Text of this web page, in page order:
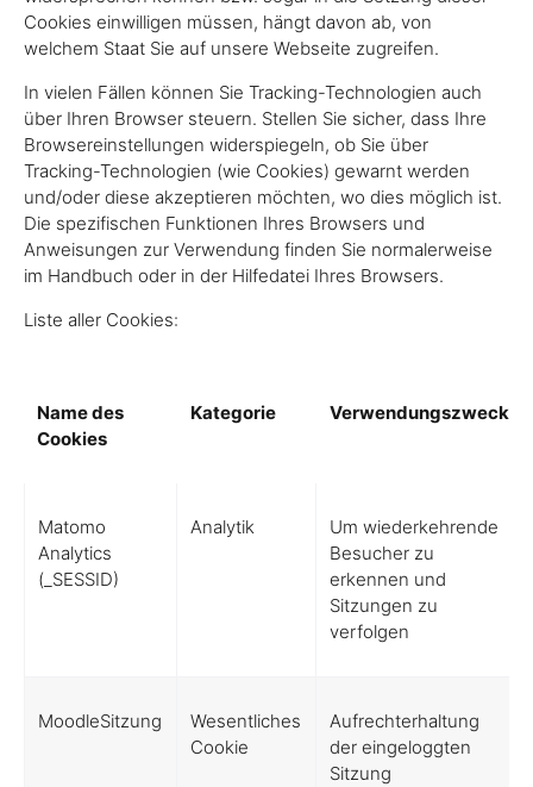
Cookies einwilligen müssen, hängt davon ab, von
welchem Staat Sie auf unsere Webseite zugreifen.
In vielen Fällen können Sie Tracking-Technologien auch
über Ihren Browser steuern. Stellen Sie sicher, dass Ihre
Browsereinstellungen widerspiegeln, ob Sie über
Tracking-Technologien (wie Cookies) gewarnt werden
und/oder diese akzeptieren möchten, wo dies möglich ist.
Die spezifischen Funktionen Ihres Browsers und
Anweisungen zur Verwendung finden Sie normalerweise
im Handbuch oder in der Hilfedatei Ihres Browsers.
Liste aller Cookies:
Name des
Cookies
Kategorie Verwendungszweck
Matomo
Analytics
(_SESSID)
Analytik
Um wiederkehrende
Besucher zu
erkennen und
Sitzungen zu
verfolgen
MoodleSitzung
Wesentliches
Cookie
Aufrechterhaltung
der eingeloggten
Sitzung